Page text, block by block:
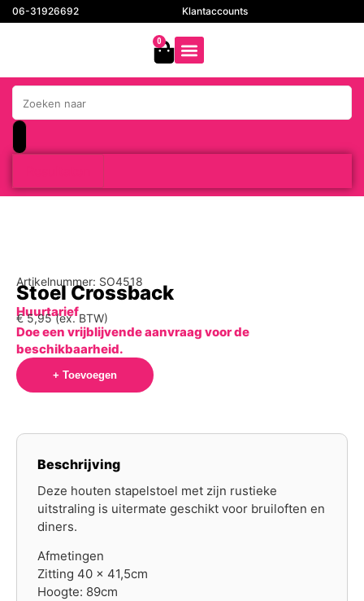
06-31926692 Klantaccounts
0
Artikelnummer: SO4518
Stoel Crossback
Huurtarief
€5,95(ex. BTW)
Doe een vrijblijvende aanvraag voor de
beschikbaarheid.
+ Toevoegen
Beschrijving
Deze houten stapelstoel met zijn rustieke
uitstraling is uitermate geschikt voor bruiloften en
diners.
Afmetingen
Zitting 40 x 41,5cm
Hoogte: 89cm